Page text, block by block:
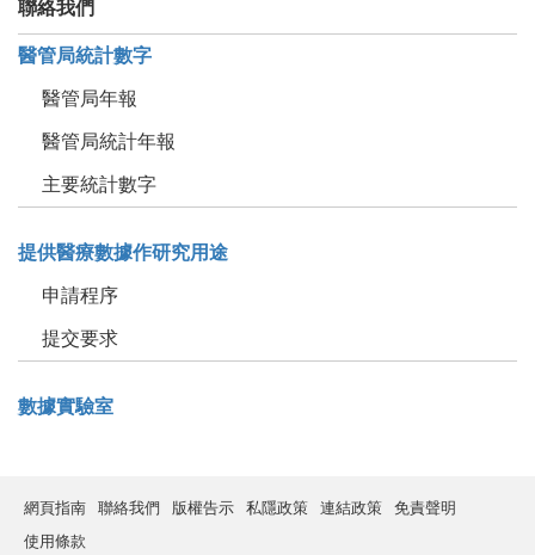
聯絡我們
醫管局統計數字
醫管局年報
醫管局統計年報
主要統計數字
提供醫療數據作研究用途
申請程序
提交要求
數據實驗室
網頁指南 聯絡我們 版權告示 私隱政策 連結政策
免責聲明
使用條款